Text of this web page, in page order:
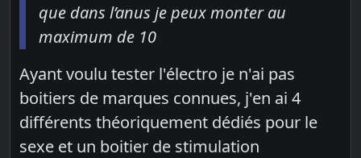
que dans l’anus je peux monter au
maximum de 10
Ayant voulu tester l'électro je n'ai pas
boitiers de marques connues, j'en ai 4
différents théoriquement dédiés pour le
sexe et un boitier de stimulation